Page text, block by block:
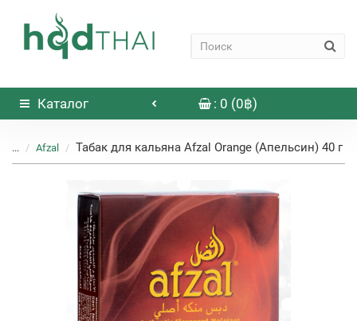
Каталог : 0 (0฿)
... Afzal Табак для кальяна Afzal Orange (Апельсин) 40 г